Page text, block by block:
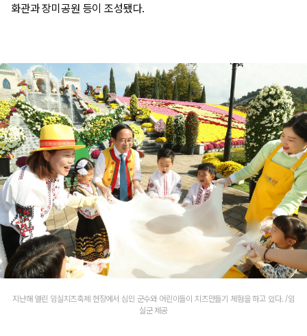
화관과 장미공원 등이 조성됐다.
지난해 열린 임실치즈축제 현장에서 심민 군수와 어린이들이 치즈만들기 체험을 하고 있다. /임
실군 제공